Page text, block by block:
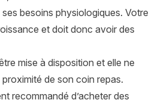
besoins physiologiques. Votre
et doit donc avoir des
mise à disposition et elle ne
de son coin repas.
recommandé d’acheter des